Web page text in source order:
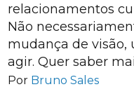
relacionamentos
Não
mudança de visão,
agir. Quer saber
Por Bruno Sales